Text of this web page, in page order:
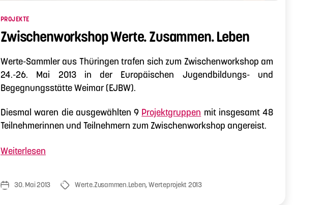
Kategorien
PROJEKTE
Zwischenworkshop Werte. Zusammen. Leben
Werte-Sammler aus Thüringen trafen sich zum Zwischenworkshop am
24.-26. Mai 2013 in der Europäischen Jugendbildungs- und
Begegnungsstätte Weimar (EJBW).
Diesmal waren die ausgewählten 9 Projektgruppen mit insgesamt 48
Teilnehmerinnen und Teilnehmern zum Zwischenworkshop angereist.
Weiterlesen
Zusammen.
Leben“
Veröffentlichungsdatum
30. Mai 2013 Schlagwörter
Werte.Zusammen.Leben,Werteprojekt 2013